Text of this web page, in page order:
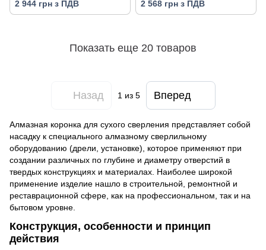
2 944 грн з ПДВ 2 568 грн з ПДВ
Показать еще 20 товаров
Назад 1из 5 Вперед
Алмазная коронка для сухого сверления представляет собой
насадку к специального алмазному сверлильному
оборудованию (дрели, установке), которое применяют при
создании различных по глубине и диаметру отверстий в
твердых конструкциях и материалах. Наиболее широкой
применение изделие нашло в строительной, ремонтной и
реставрационной сфере, как на профессиональном, так и на
бытовом уровне.
Конструкция, особенности и принцип
действия